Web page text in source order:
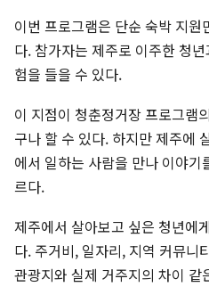
이번 프로그램은 단순 숙박 지
다. 참가자는 제주로 이주한 청
험을 들을 수 있다.
이 지점이 청춘정거장 프로그램
구나 할 수 있다. 하지만 제주에
에서 일하는 사람을 만나 이야
르다.
제주에서 살아보고 싶은 청년에
다. 주거비, 일자리, 지역 커뮤니
관광지와 실제 거주지의 차이 같